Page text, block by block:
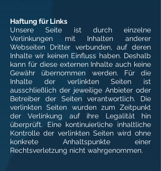
Haftung für Links
Unsere Seite ist durch einzelne
Verlinkungen mit Inhalten anderer
Webseiten Dritter verbunden, auf deren
Inhalte wir keinen Einfluss haben. Deshalb
kann für diese externen Inhalte auch keine
Gewähr übernommen werden. Für die
Inhalte der verlinkten Seiten ist
ausschließlich der jeweilige Anbieter oder
Betreiber der Seiten verantwortlich. Die
verlinkten Seiten wurden zum Zeitpunkt
der Verlinkung auf ihre Legalität hin
überprüft. Eine kontinuierliche inhaltliche
Kontrolle der verlinkten Seiten wird ohne
konkrete Anhaltspunkte einer
Rechtsverletzung nicht wahrgenommen.